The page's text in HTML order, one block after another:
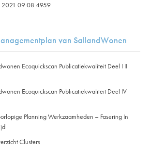
2021 09 08 4959
van SallandWonen
Ecoquickscan Publicatiekwaliteit Deel I II
Ecoquickscan Publicatiekwaliteit Deel IV
Planning Werkzaamheden – Fasering In
Clusters